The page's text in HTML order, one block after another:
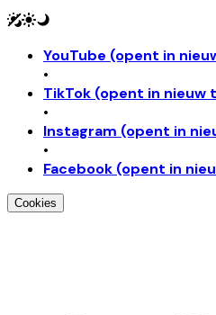
YouTube (opent in
•
TikTok (opent in nieuw
•
Instagram (opent in
•
Facebook (opent in
Cookies